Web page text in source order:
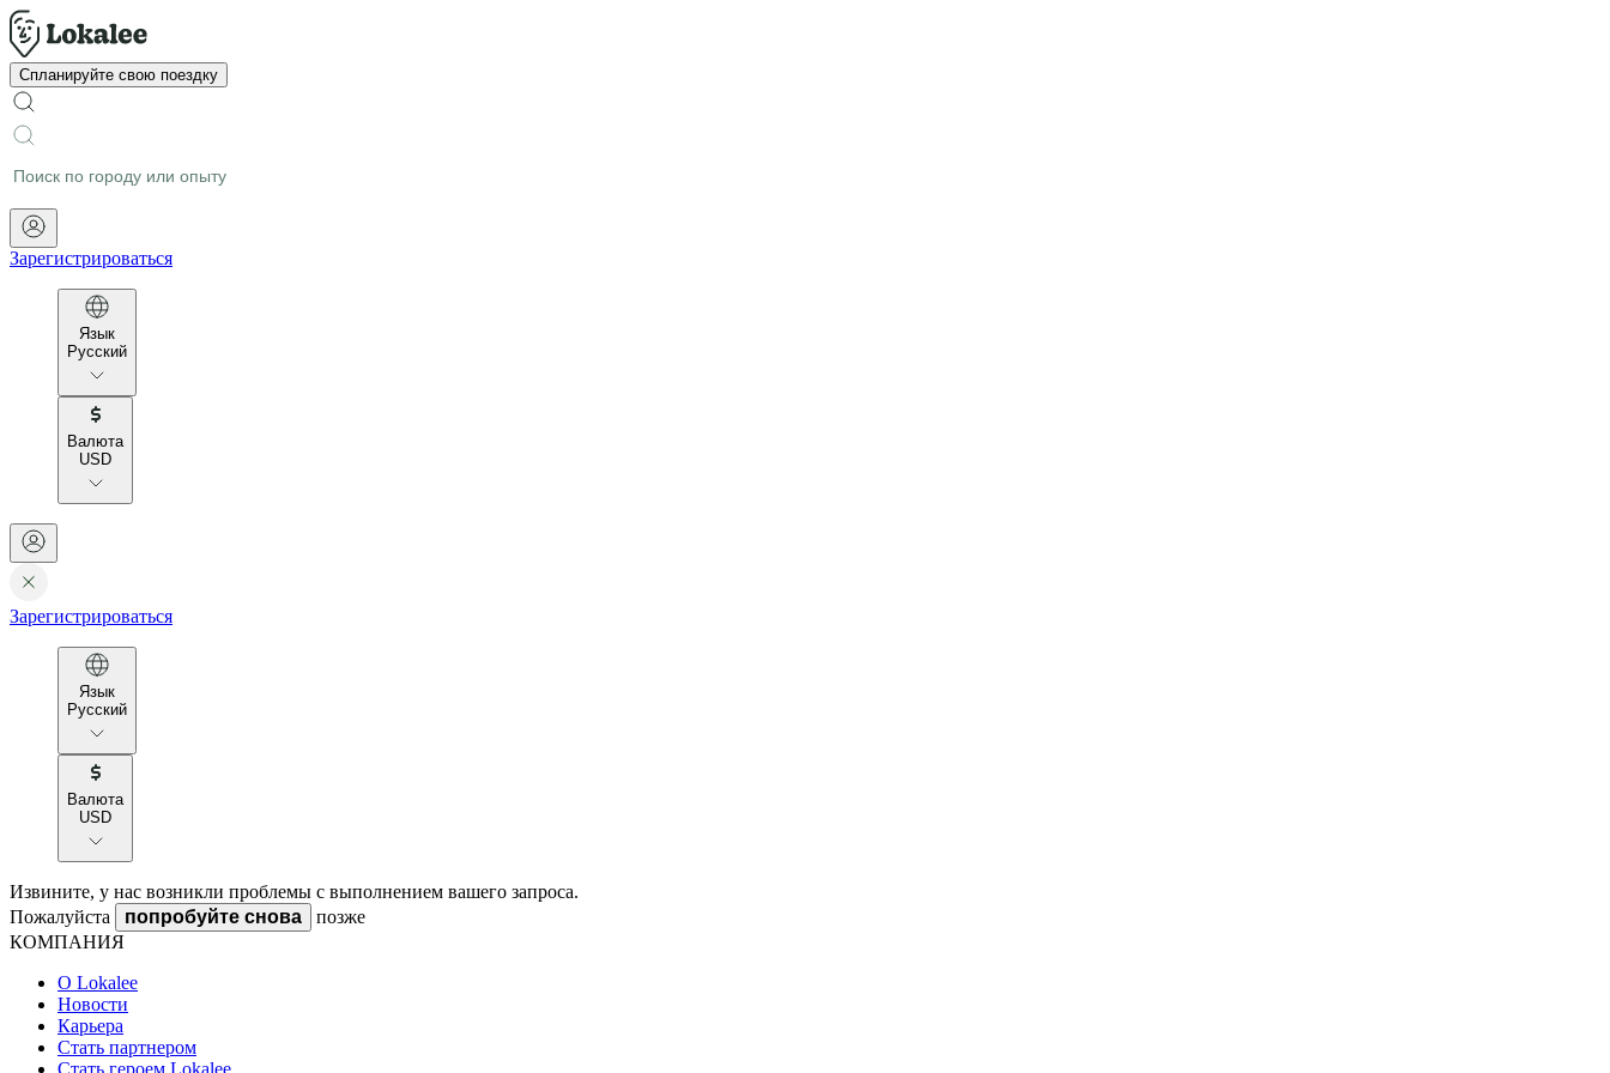
Спланируйте свою поездку
Зарегистрироваться
Язык
Русский
Валюта
USD
Зарегистрироваться
Язык
Русский
Валюта
USD
Извините, у нас возникли проблемы с выполнением вашего запроса.
Пожалуйста
попробуйте снова
позже
КОМПАНИЯ
О Lokalee
Новости
Карьера
Стать партнером
Стать героем Lokalee